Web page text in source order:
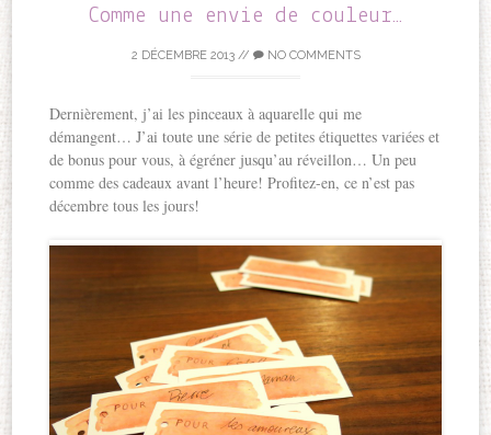
Comme une envie de couleur…
2 DÉCEMBRE 2013// NO COMMENTS
Dernièrement, j’ai les pinceaux à aquarelle qui me
démangent… J’ai toute une série de petites étiquettes variées et
de bonus pour vous, à égréner jusqu’au réveillon… Un peu
comme des cadeaux avant l’heure! Profitez-en, ce n’est pas
décembre tous les jours!